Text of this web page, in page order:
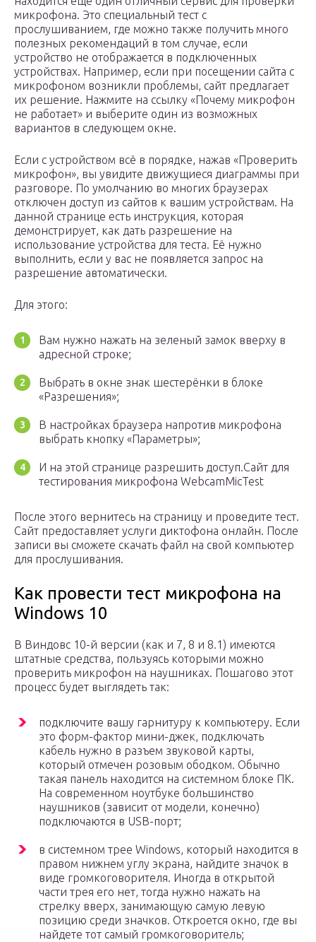
микрофона. Это специальный тест с
прослушиванием, где можно также получить много
полезных рекомендаций в том случае, если
устройство не отображается в подключенных
устройствах. Например, если при посещении сайта с
микрофоном возникли проблемы, сайт предлагает
их решение. Нажмите на ссылку «Почему микрофон
не работает» и выберите один из возможных
вариантов в следующем окне.
Если с устройством всё в порядке, нажав «Проверить
микрофон», вы увидите движущиеся диаграммы при
разговоре. По умолчанию во многих браузерах
отключен доступ из сайтов к вашим устройствам. На
данной странице есть инструкция, которая
демонстрирует, как дать разрешение на
использование устройства для теста. Её нужно
выполнить, если у вас не появляется запрос на
разрешение автоматически.
Для этого:
Вам нужно нажать на зеленый замок вверху в
адресной строке;
Выбрать в окне знак шестерёнки в блоке
«Разрешения»;
В настройках браузера напротив микрофона
выбрать кнопку «Параметры»;
И на этой странице разрешить доступ.Сайт для
тестирования микрофона WebcamMicTest
После этого вернитесь на страницу и проведите тест.
Сайт предоставляет услуги диктофона онлайн. После
записи вы сможете скачать файл на свой компьютер
для прослушивания.
Как провести тест микрофона на
Windows 10
В Виндовс 10-й версии (как и 7, 8 и 8.1) имеются
штатные средства, пользуясь которыми можно
проверить микрофон на наушниках. Пошагово этот
процесс будет выглядеть так:
подключите вашу гарнитуру к компьютеру. Если
это форм-фактор мини-джек, подключать
кабель нужно в разъем звуковой карты,
который отмечен розовым ободком. Обычно
такая панель находится на системном блоке ПК.
На современном ноутбуке большинство
наушников (зависит от модели, конечно)
подключаются в USB-порт;
в системном трее Windows, который находится в
правом нижнем углу экрана, найдите значок в
виде громкоговорителя. Иногда в открытой
части трея его нет, тогда нужно нажать на
стрелку вверх, занимающую самую левую
позицию среди значков. Откроется окно, где вы
найдете тот самый громкоговоритель;